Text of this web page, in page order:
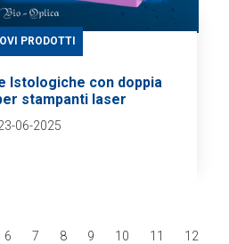
PRODOTTI
Istologiche con doppia
stampanti laser
06-2025
6 7 8 9 10 11
12